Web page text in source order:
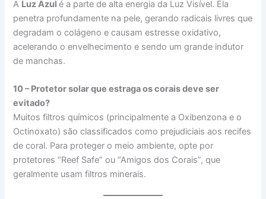
A Luz Azulé a parte de alta energia da Luz Visível. Ela
penetra profundamente na pele, gerando radicais livres que
degradam o colágeno e causam estresse oxidativo,
acelerando o envelhecimento e sendo um grande indutor
de manchas.
10 – Protetor solar que estraga os corais deve ser
evitado?
Muitos filtros químicos (principalmente a Oxibenzona e o
Octinoxato) são classificados como prejudiciais aos recifes
de coral. Para proteger o meio ambiente, opte por
protetores “Reef Safe” ou “Amigos dos Corais”, que
geralmente usam filtros minerais.